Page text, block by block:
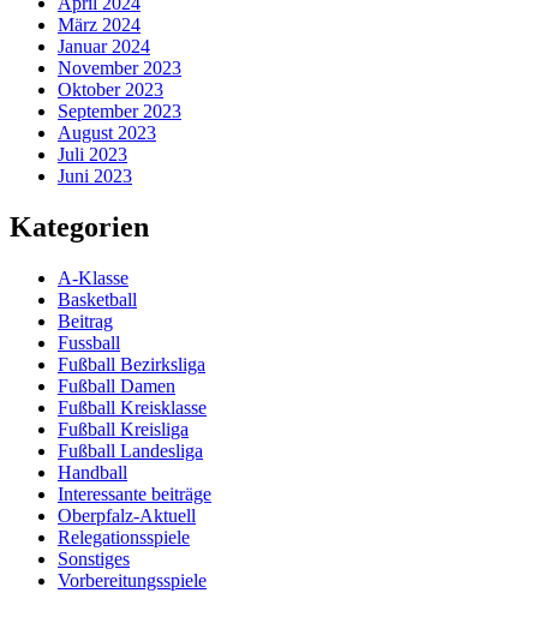
März 2024
Januar 2024
November 2023
Oktober 2023
September 2023
August 2023
Juli 2023
Juni 2023
Kategorien
A-Klasse
Basketball
Beitrag
Fussball
Fußball Bezirksliga
Fußball Damen
Fußball Kreisklasse
Fußball Kreisliga
Fußball Landesliga
Handball
Interessante beiträge
Oberpfalz-Aktuell
Relegationsspiele
Sonstiges
Vorbereitungsspiele